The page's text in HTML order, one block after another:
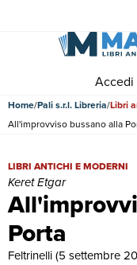
Accedi
Home Pali s.r.l. Libreria Libri
All'improvviso bussano alla
Porta
All'improvviso bussano
LIBRI ANTICHI E MODERNI
Keret Etgar
Feltrinelli (5 settembre